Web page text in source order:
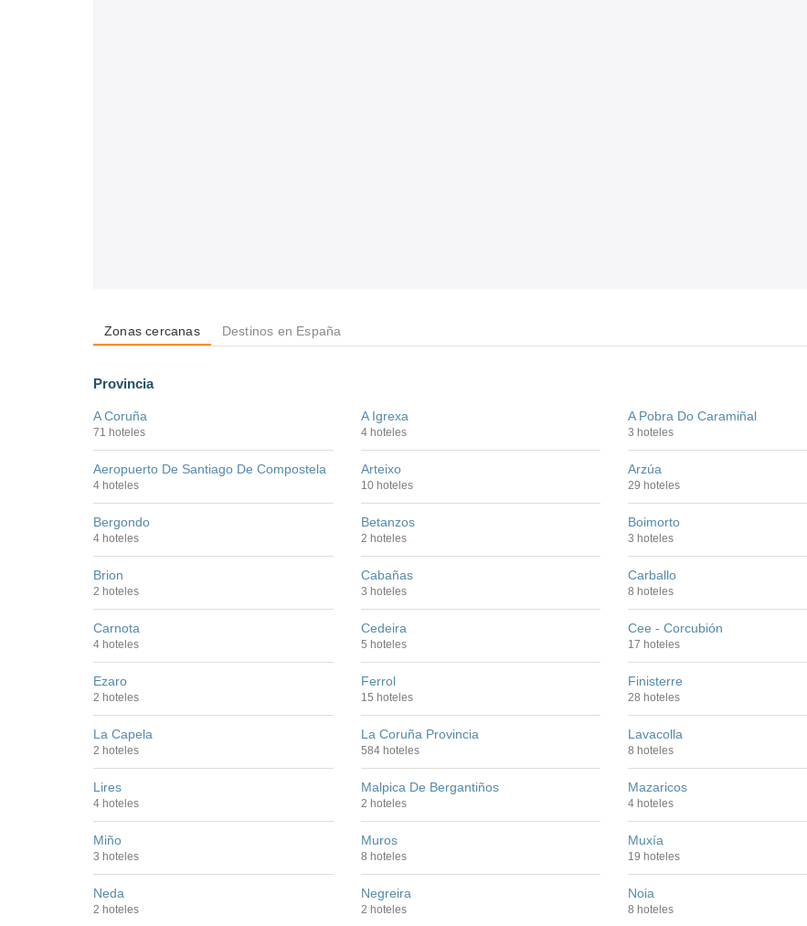
Zonas cercanas Destinos en España
Provincia
A Coruña
71 hoteles
A Igrexa
4 hoteles
A Pobra Do Caramiñal
3 hoteles
Aeropuerto De Santiago De Compostela
4 hoteles
Arteixo
10 hoteles
Arzúa
29 hoteles
Bergondo
4 hoteles
Betanzos
2 hoteles
Boimorto
3 hoteles
Brion
2 hoteles
Cabañas
3 hoteles
Carballo
8 hoteles
Carnota
4 hoteles
Cedeira
5 hoteles
Cee - Corcubión
17 hoteles
Ezaro
2 hoteles
Ferrol
15 hoteles
Finisterre
28 hoteles
La Capela
2 hoteles
La Coruña Provincia
584 hoteles
Lavacolla
8 hoteles
Lires
4 hoteles
Malpica De Bergantiños
2 hoteles
Mazaricos
4 hoteles
Miño
3 hoteles
Muros
8 hoteles
Muxía
19 hoteles
Neda
2 hoteles
Negreira
2 hoteles
Noia
8 hoteles